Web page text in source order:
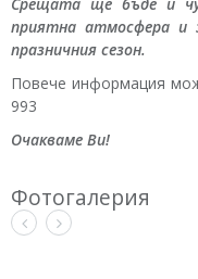
приятна атмосфера и
празничния сезон.
Повече информация
993
Очакваме Ви!
Фотогалерия